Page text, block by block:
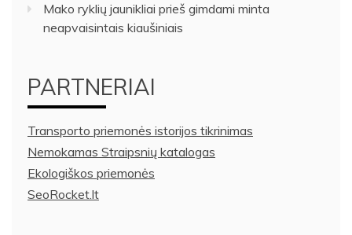
Mako ryklių jaunikliai prieš gimdami minta
neapvaisintais kiaušiniais
PARTNERIAI
Transporto priemonės istorijos tikrinimas
Nemokamas Straipsnių katalogas
Ekologiškos priemonės
SeoRocket.lt